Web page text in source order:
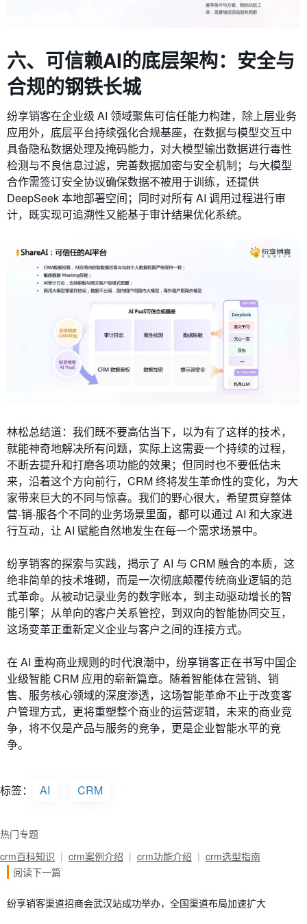
六、 可信赖AI的底层架构： 安全与
合规的钢铁长城
纷享销客在企业级 AI 领域聚焦可信任能力构建，除上层业务
应用外，底层平台持续强化合规基座，在数据与模型交互中
具备隐私数据处理及掩码能力，对大模型输出数据进行毒性
检测与不良信息过滤，完善数据加密与安全机制；与大模型
合作需签订安全协议确保数据不被用于训练，还提供
DeepSeek 本地部署空间；同时对所有 AI 调用过程进行审
计，既实现可追溯性又能基于审计结果优化系统。
林松总结道：我们既不要高估当下，以为有了这样的技术，
就能神奇地解决所有问题，实际上这需要一个持续的过程，
不断去提升和打磨各项功能的效果；但同时也不要低估未
来，沿着这个方向前行，CRM 终将发生革命性的变化，为大
家带来巨大的不同与惊喜。我们的野心很大，希望贯穿整体
营-销-服各个不同的业务场景里面，都可以通过 AI 和大家进
行互动，让 AI 赋能自然地发生在每一个需求场景中。
纷享销客的探索与实践，揭示了 AI 与 CRM 融合的本质，这
绝非简单的技术堆砌，而是一次彻底颠覆传统商业逻辑的范
式革命。从被动记录业务的数字账本，到主动驱动增长的智
能引擎；从单向的客户关系管控，到双向的智能协同交互，
这场变革正重新定义企业与客户之间的连接方式。
在 AI 重构商业规则的时代浪潮中，纷享销客正在书写中国企
业级智能 CRM 应用的崭新篇章。随着智能体在营销、销
售、服务核心领域的深度渗透，这场智能革命不止于改变客
户管理方式，更将重塑整个商业的运营逻辑，未来的商业竞
争，将不仅是产品与服务的竞争，更是企业智能水平的竞
争。
标签： AI CRM
热门专题
crm百科知识
crm案例介绍 crm功能介绍
crm选型指南
阅读下一篇
纷享销客渠道招商会武汉站成功举办，全国渠道布局加速扩大